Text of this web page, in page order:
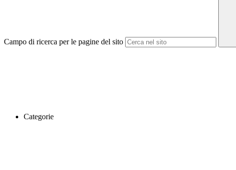
Campo di ricerca per le pagine del sito
Categorie